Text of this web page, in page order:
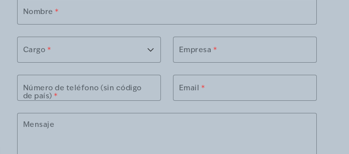
Nombre *
Cargo * Empresa *
Número de teléfono (sin código
de país) *
Email *
Mensaje